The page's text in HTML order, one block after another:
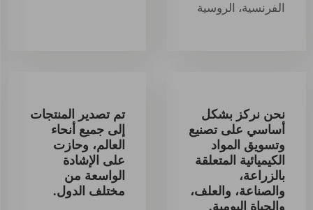
الفرنسية، الروسية
نحن نركز بشكل
أساسي على تصنيع
وتسويق المواد
الكيميائية المتعلقة
بالزراعة،
والصناعة، والعلف،
والحياة اليومية.
تم تصدير المنتجات
إلى جميع أنحاء
العالم، وحازت
على الإشادة
الواسعة من
مختلف الدول.